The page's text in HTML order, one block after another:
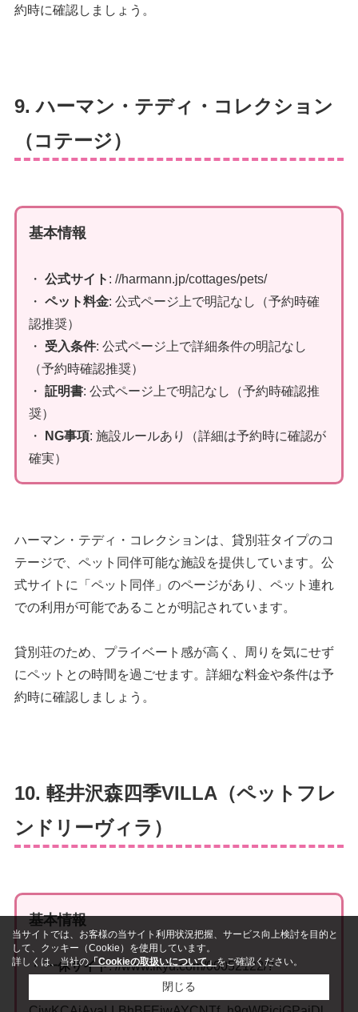
約時に確認しましょう。
9. ハーマン・テディ・コレクション
（コテージ）
基本情報
・ 公式サイト : //harmann.jp/cottages/pets/
・ ペット料金: 公式ページ上で明記なし（予約時確
認推奨）
・ 受入条件: 公式ページ上で詳細条件の明記なし
（予約時確認推奨）
・ 証明書: 公式ページ上で明記なし（予約時確認推
奨）
・
NG事項: 施設ルールあり（詳細は予約時に確認が
確実）
ハーマン・テディ・コレクションは、貸別荘タイプのコ
テージで、ペット同伴可能な施設を提供しています。公
式サイトに「ペット同伴」のページがあり、ペット連れ
での利用が可能であることが明記されています。
貸別荘のため、プライベート感が高く、周りを気にせず
にペットとの時間を過ごせます。詳細な料金や条件は予
約時に確認しましょう。
10. 軽井沢森四季VILLA（ペットフレ
ンドリーヴィラ）
基本情報
・一休サイト: //www.ikyu.com/00052122/?
adcid=20757913357&adgid=182323747811&gclid=
当サイトでは、お客様の当サイト利用状況把握、サービス向上検討を目的と
して、クッキー（Cookie）を使用しています。
詳しくは、当社の「Cookieの取扱いについて」をご確認ください。
閉じる